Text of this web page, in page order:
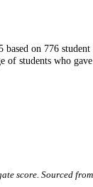
based on 776
of students who
score. Sourced